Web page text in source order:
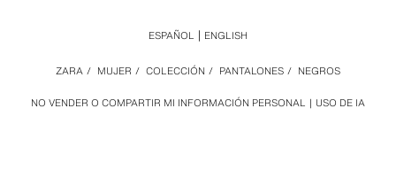
NO VENDER O COMPARTIR MI INFORMACIÓN PERSONAL USO DE IA
ZARA / MUJER / COLECCIÓN / PANTALONES / NEGROS
ESPAÑOL ENGLISH